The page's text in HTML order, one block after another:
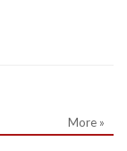
More »